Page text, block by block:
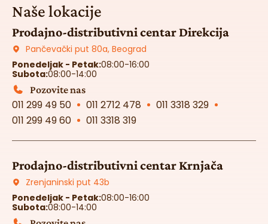
Naše lokacije
Prodajno-distributivni centar Direkcija
Pančevački put 80a, Beograd
Ponedeljak - Petak:08:00-16:00
Subota:08:00-14:00
Pozovite nas
011 299 49 50 011 2712 478
011 3318 329
011 299 49 60
011 3318 319
Prodajno-distributivni centar Krnjača
Zrenjaninski put 43b
Ponedeljak - Petak:08:00-16:00
Subota:08:00-14:00